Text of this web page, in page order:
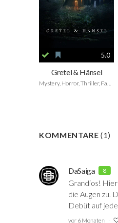
5.0
Gretel & Hänsel
Mystery, Horror, Thriller, Fantasy
KOMMENTARE(1)
DaSaiga 8
Grandios!
die Augen zu.
Debüt auf
vor 6 Monaten